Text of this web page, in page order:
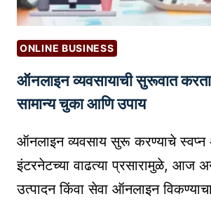
Y
P
R
I
N
T
O
-
D
ONLINE BUSINESS
ऑनलाइन व्यवसायाची सुरूवात
सामान्य चुका आणि उपाय
ऑनलाइन व्यवसाय सुरू करण्याचे
इंटरनेटच्या वाढत्या प्रसारामुळे,
उत्पादन किंवा सेवा ऑनलाइन